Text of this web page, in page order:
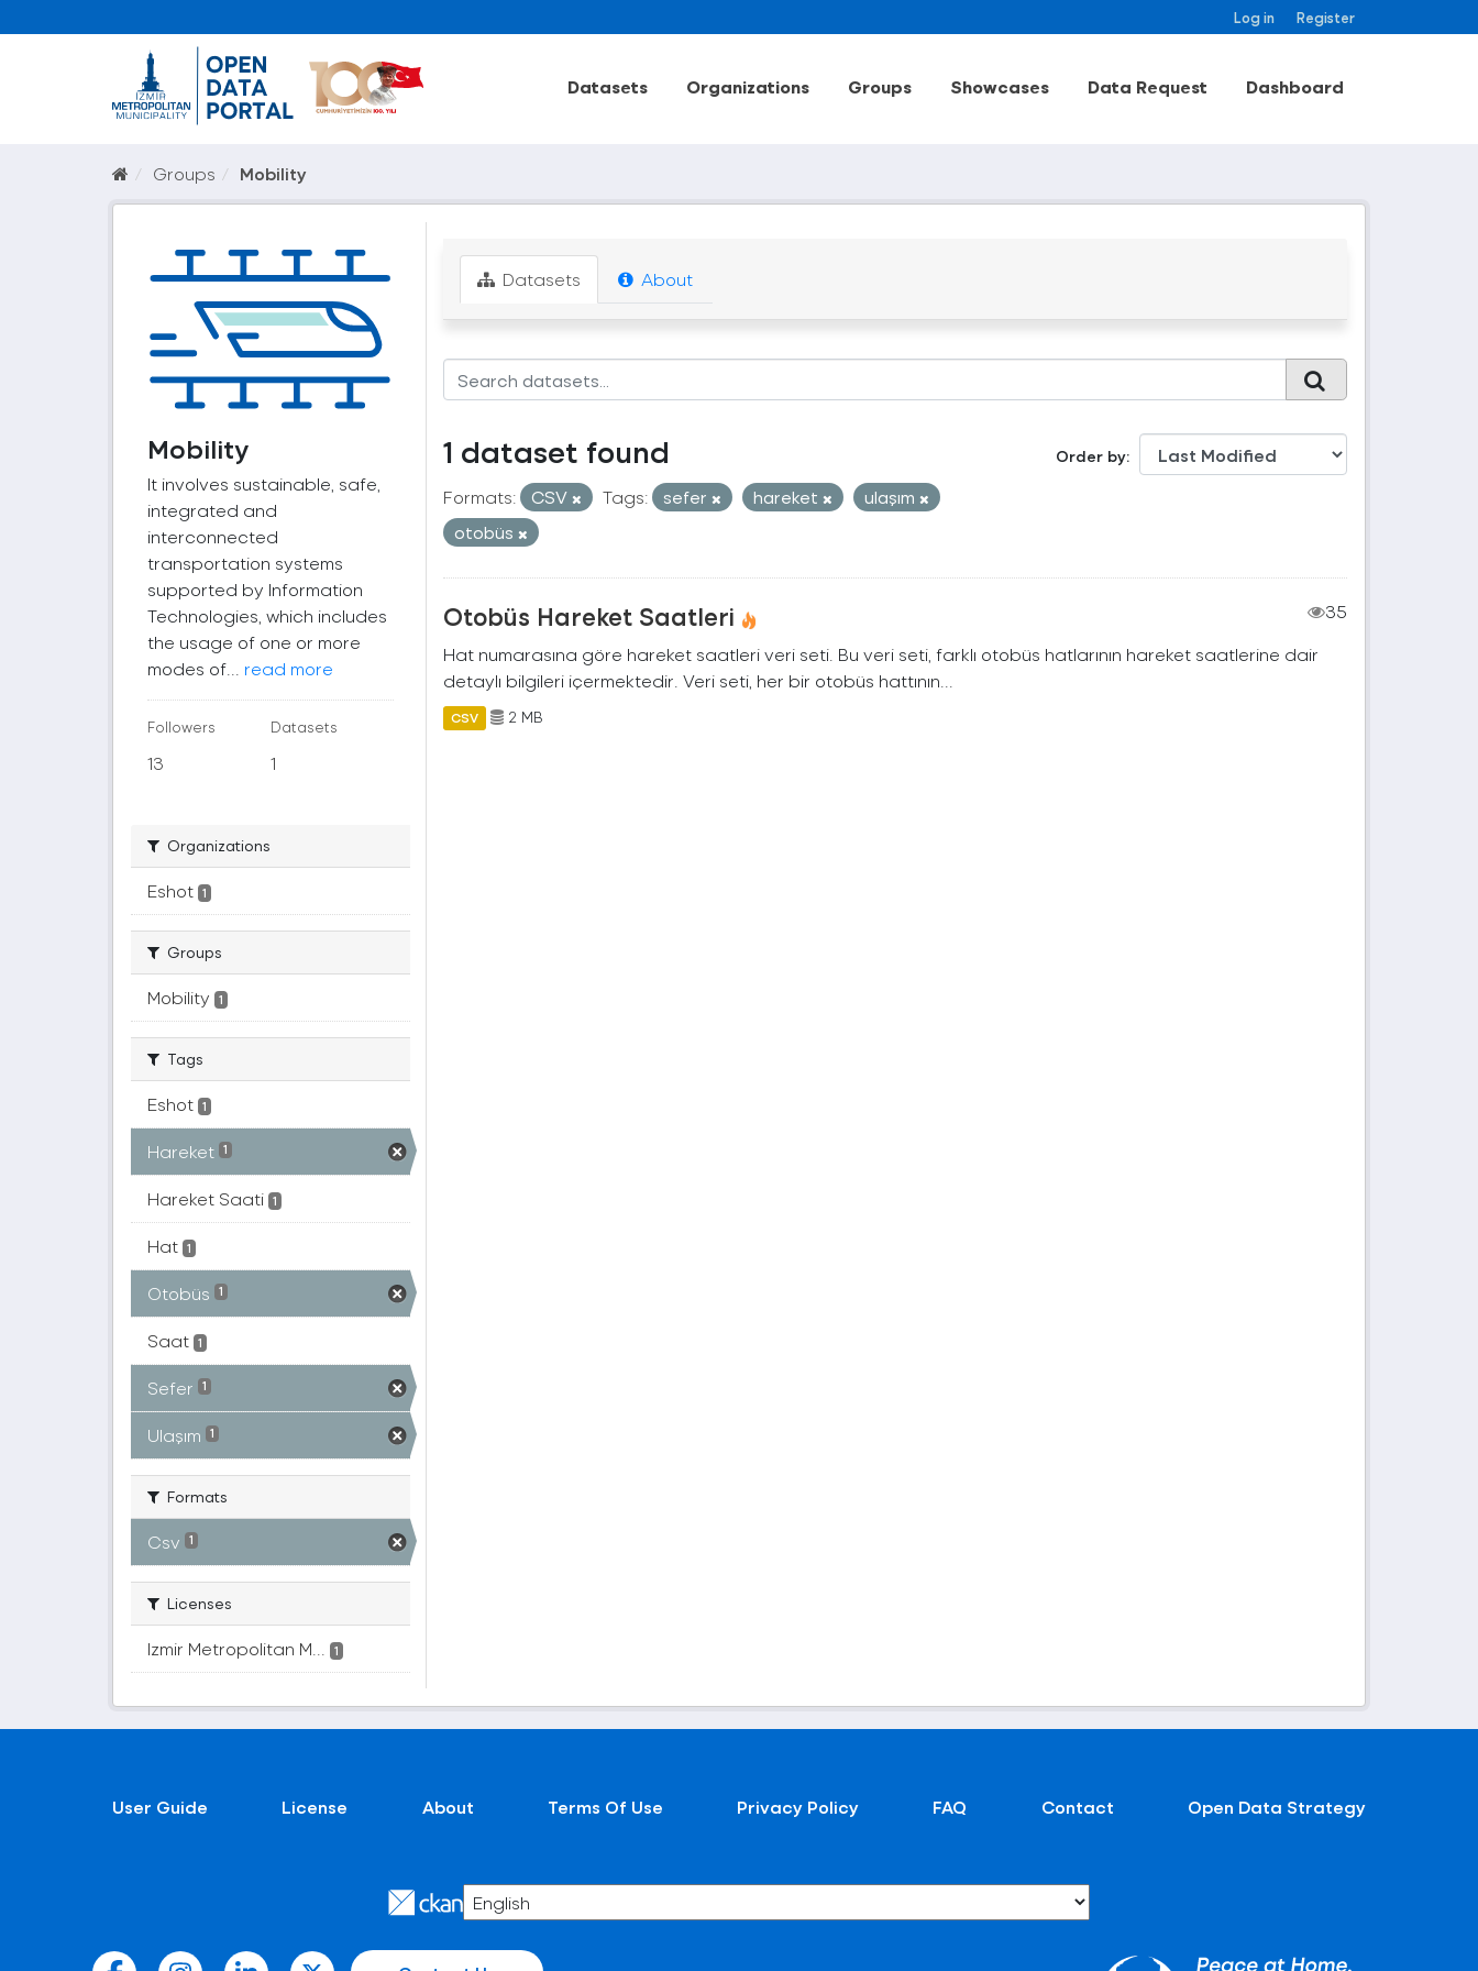
Log in Register
Datasets Organizations Groups Showcases Data Request Dashboard
Groups Mobility
Mobility
It involves sustainable, safe,
integrated and
interconnected
transportation systems
supported by Information
Technologies, which includes
the usage of one or more
modes of... read more
Followers
13
Datasets
1
Organizations
Eshot 1
Groups
Mobility 1
Tags
Eshot 1
Hareket 1
Hareket Saati 1
Hat 1
Otobüs 1
Saat 1
Sefer 1
Ulaşım 1
Formats
Csv 1
Licenses
Izmir Metropolitan M... 1
Datasets About
Order by
1 dataset found
Formats: CSV Tags: sefer hareket
ulaşım
otobüs
Otobüs Hareket Saatleri
35
Hat numarasına göre hareket saatleri veri seti. Bu veri seti, farklı otobüs hatlarının hareket saatlerine dair
detaylı bilgileri içermektedir. Veri seti, her bir otobüs hattının...
CSV 2 MB
User Guide License About Terms Of Use Privacy Policy FAQ Contact Open Data Strategy